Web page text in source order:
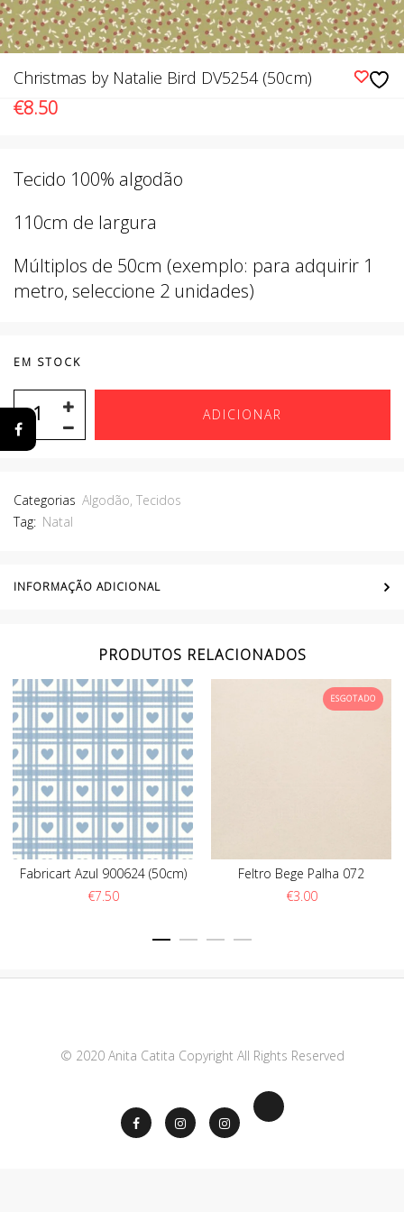
Christmas by Natalie Bird DV5254 (50cm)
€8.50
Tecido 100% algodão
110cm de largura
Múltiplos de 50cm (exemplo: para adquirir 1
metro, seleccione 2 unidades)
EM STOCK
ADICIONAR
Categorias Algodão, Tecidos
Tag: Natal
INFORMAÇÃO ADICIONAL
PRODUTOS RELACIONADOS
Fabricart Azul 900624 (50cm)
€7.50
ESGOTADO
Feltro Bege Palha 072
€3.00
© 2020 Anita Catita Copyright All Rights Reserved